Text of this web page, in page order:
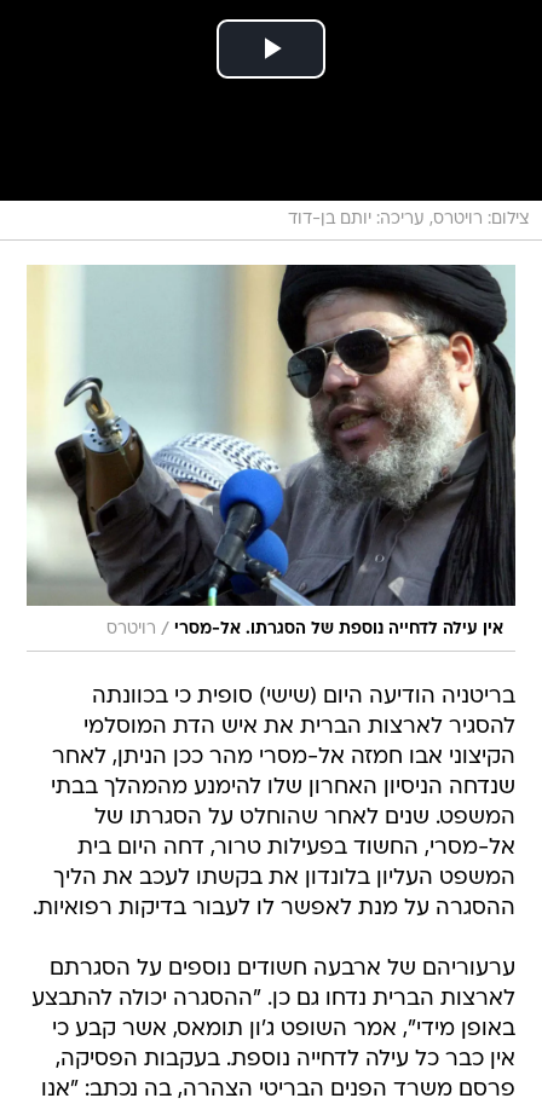
צילום: רויטרס, עריכה: יותם בן-דוד
אין עילה לדחייה נוספת של הסגרתו. אל-מסרי / רויטרס
בריטניה הודיעה היום (שישי) סופית כי בכוונתה
להסגיר לארצות הברית את איש הדת המוסלמי
הקיצוני אבו חמזה אל-מסרי מהר ככן הניתן, לאחר
שנדחה הניסיון האחרון שלו להימנע מהמהלך בבתי
המשפט. שנים לאחר שהוחלט על הסגרתו של
אל-מסרי, החשוד בפעילות טרור, דחה היום בית
המשפט העליון בלונדון את בקשתו לעכב את הליך
ההסגרה על מנת לאפשר לו לעבור בדיקות רפואיות.
ערעוריהם של ארבעה חשודים נוספים על הסגרתם
לארצות הברית נדחו גם כן. "ההסגרה יכולה להתבצע
באופן מידי", אמר השופט ג'ון תומאס, אשר קבע כי
אין כבר כל עילה לדחייה נוספת. בעקבות הפסיקה,
פרסם משרד הפנים הבריטי הצהרה, בה נכתב: "אנו